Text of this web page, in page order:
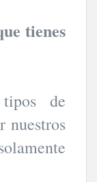
tienes
de
nuestros